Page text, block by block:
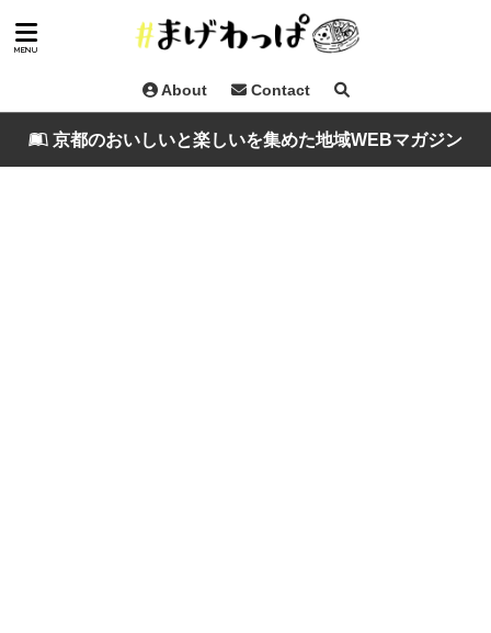
About Contact
京都のおいしいと楽しいを集めた地域WEBマガジン